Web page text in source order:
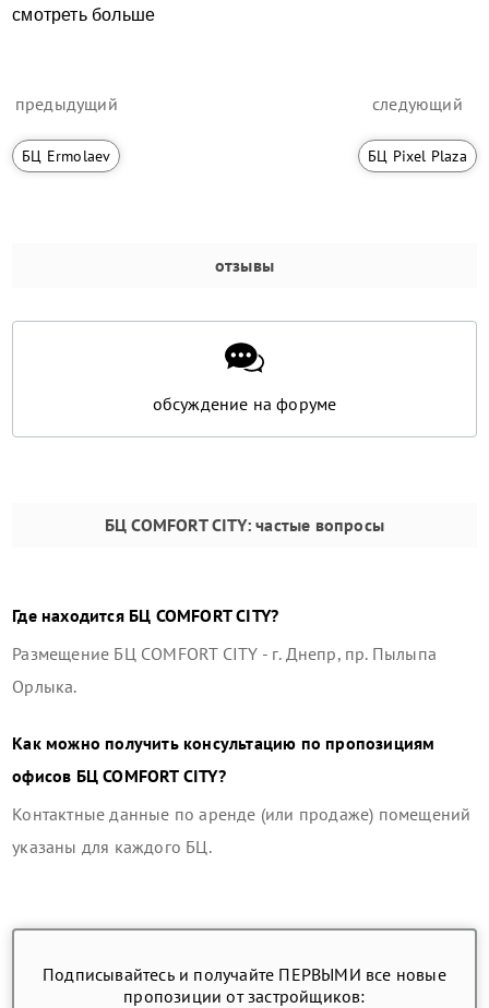
смотреть больше
предыдущий
БЦ Ermolaev
следующий
БЦ Pixel Plaza
отзывы
обсуждение на форуме
БЦ COMFORT CITY: частые вопросы
Где находится БЦ COMFORT CITY?
Размещение БЦ COMFORT CITY - г. Днепр, пр. Пылыпа
Орлыка.
Как можно получить консультацию по пропозициям
офисов БЦ COMFORT CITY?
Контактные данные по аренде (или продаже) помещений
указаны для каждого БЦ.
Подписывайтесь и получайте ПЕРВЫМИ все новые
пропозиции от застройщиков: